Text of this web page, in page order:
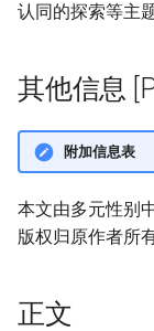
认同的探索等主题
其他信息
附加信息表
本文由多元性别
版权归原作者所有
正文